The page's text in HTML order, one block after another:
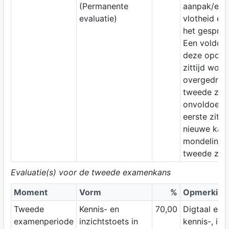
(Permanente
evaluatie)
aanpak/
vlotheid en
het
Een
deze
zittijd
tweede
eerste
nieuwe
mondeling
tweede
Evaluatie(s) voor de tweede examenkans
Moment
Vorm % Opmerking
Tweede
examenperiode
Kennis- en
inzichtstoets in
70,00
Digtaal
kennis-,